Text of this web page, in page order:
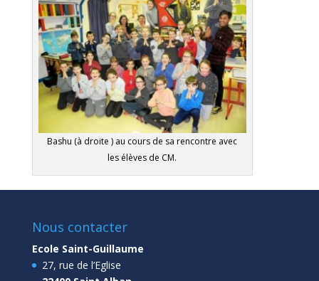
Bashu (à droite ) au cours de sa rencontre avec
les élèves de CM.
Nous contacter
Ecole Saint-Guillaume
27, rue de l’Eglise